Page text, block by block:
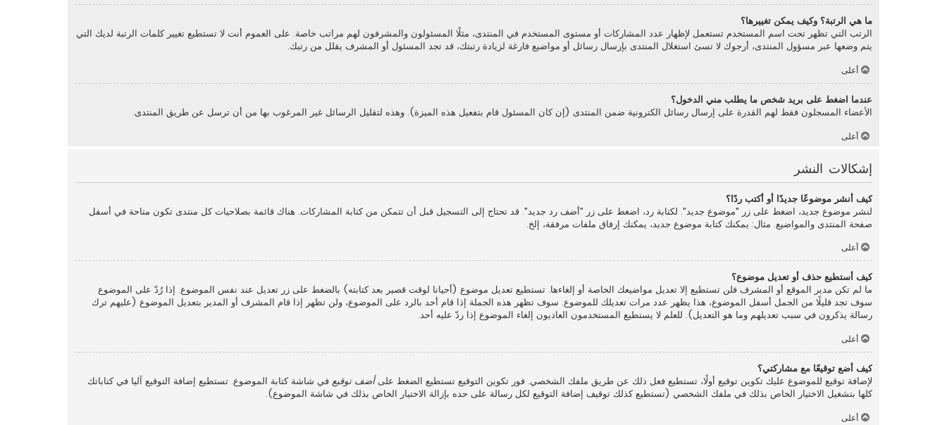
ما هي الرتبة؟ وكيف يمكن تغييرها؟
الرتب التي تظهر تحت اسم المستخدم تستعمل لإظهار عدد المشاركات أو مستوى المستخدم في المنتدى، مثلًا المسئولون والمشرفون لهم مراتب خاصة. على العموم أنت لا تستطيع تغيير كلمات الرتبة لديك التي
يتم وضعها عبر مسؤول المنتدى، أرجوك لا تسئ استغلال المنتدى بإرسال رسائل أو مواضيع فارغة لزيادة رتبتك، قد تجد المسئول أو المشرف يقلل من رتبك.
أعلى
عندما اضغط على بريد شخص ما يطلب مني الدخول؟
الأعضاء المسجلون فقط لهم القدرة على إرسال رسائل الكترونية ضمن المنتدى (إن كان المسئول قام بتفعيل هذه الميزة). وهذه لتقليل الرسائل غير المرغوب بها من أن ترسل عن طريق المنتدى.
أعلى
إشكالات النشر
كيف أنشر موضوعًا جديدًا أو أكتب ردًا؟
لنشر موضوع جديد، اضغط على زر "موضوع جديد". لكتابة رد، اضغط على زر "أضف رد جديد". قد تحتاج إلى التسجيل قبل أن تتمكن من كتابة المشاركات. هناك قائمة بصلاحيات كل منتدى تكون متاحة في أسفل
صفحة المنتدى والمواضيع. مثال: يمكنك كتابة موضوع جديد، يمكنك إرفاق ملفات مرفقة، إلخ.
أعلى
كيف أستطيع حذف أو تعديل موضوع؟
ما لم تكن مدير الموقع أو المشرف فلن تستطيع إلا تعديل مواضيعك الخاصة أو إلغاءها. تستطيع تعديل موضوع (أحيانا لوقت قصير بعد كتابته) بالضغط على زر تعديل عند نفس الموضوع. إذا رُدّ على الموضوع
سوف تجد قليلًا من الجمل أسفل الموضوع، هذا يظهر عدد مرات تعديلك للموضوع. سوف تظهر هذه الجملة إذا قام أحد بالرد على الموضوع، ولن تظهر إذا قام المشرف أو المدير بتعديل الموضوع (عليهم ترك
رسالة يذكرون في سبب تعديلهم وما هو التعديل). للعلم لا يستطيع المستخدمون العاديون إلغاء الموضوع إذا ردّ عليه أحد.
أعلى
كيف أضع توقيعًا مع مشاركتي؟
لإضافة توقيع للموضوع عليك تكوين توقيع أولًا، تستطيع فعل ذلك عن طريق ملفك الشخصي. فور تكوين التوقيع تستطيع الضغط علىأضف توقيع في شاشة كتابة الموضوع. تستطيع إضافة التوقيع آليا في كتاباتك
كلها بتشغيل الاختيار الخاص بذلك في ملفك الشخصي (تستطيع كذلك توقيف إضافة التوقيع لكل رسالة على حده بإزالة الاختيار الخاص بذلك في شاشة الموضوع).
أعلى